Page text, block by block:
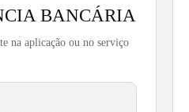
BANCÁRIA
na aplicação ou no serviço